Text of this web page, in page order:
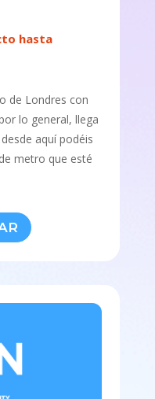
hasta
de Londres con
lo general, llega
aquí podéis
metro que esté